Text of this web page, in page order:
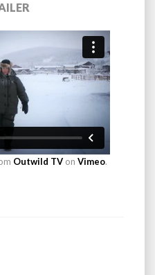
Outwild TV on Vimeo.